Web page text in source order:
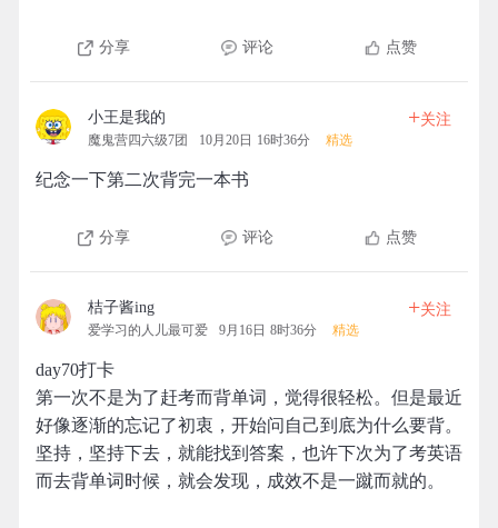
分享 评论 点赞
小王是我的
魔鬼营四六级7团 10月20日 16时36分 精选
+关注
纪念一下第二次背完一本书
分享 评论 点赞
桔子酱ing
爱学习的人儿最可爱 9月16日 8时36分 精选
+关注
day70打卡
第一次不是为了赶考而背单词，觉得很轻松。但是最近
好像逐渐的忘记了初衷，开始问自己到底为什么要背。
坚持，坚持下去，就能找到答案，也许下次为了考英语
而去背单词时候，就会发现，成效不是一蹴而就的。